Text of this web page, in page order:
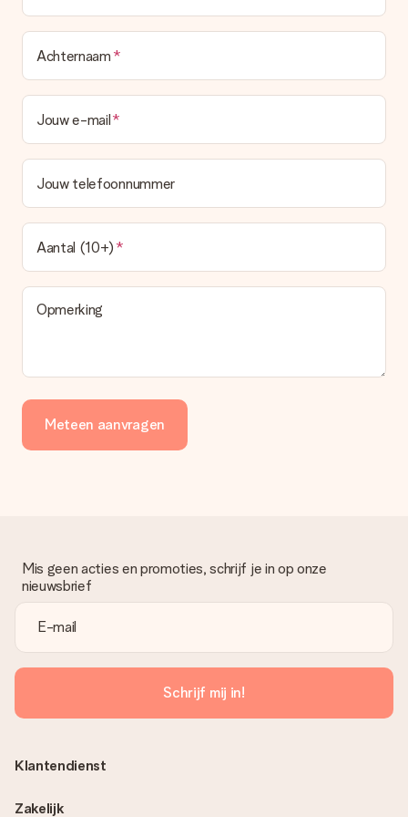
Achternaam
Jouw e-mail
Jouw telefoonnummer
Aantal (10+)
Opmerking
Meteen aanvragen
Mis geen acties en promoties, schrijf je in op onze
nieuwsbrief
Schrijf mij in!
Klantendienst
Zakelijk